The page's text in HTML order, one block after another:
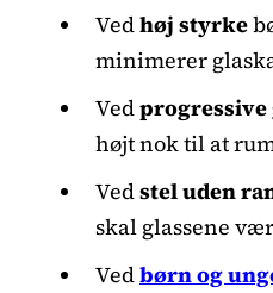
Vedhøj styrke
minimerer
Vedprogressive
højt nok til at
Vedstel uden
skal glassene
Vedbørn og